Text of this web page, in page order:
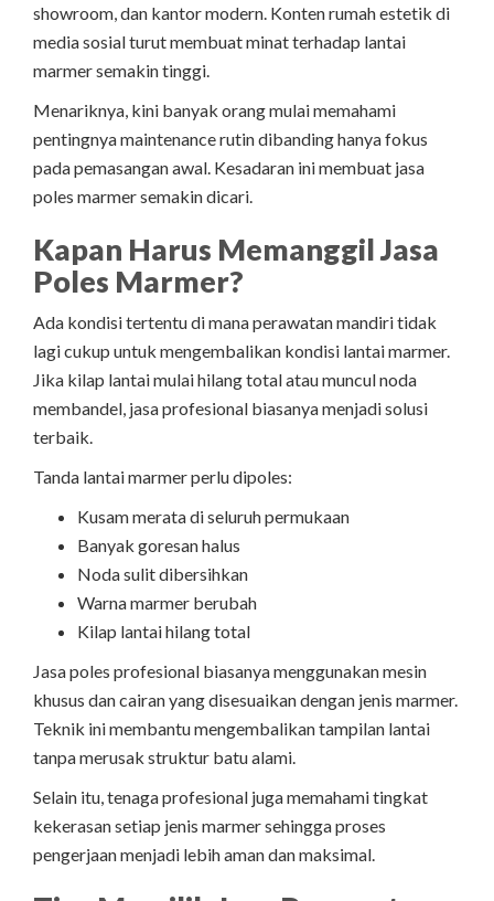
showroom, dan kantor modern. Konten rumah estetik di
media sosial turut membuat minat terhadap lantai
marmer semakin tinggi.
Menariknya, kini banyak orang mulai memahami
pentingnya maintenance rutin dibanding hanya fokus
pada pemasangan awal. Kesadaran ini membuat jasa
poles marmer semakin dicari.
Kapan Harus Memanggil Jasa
Poles Marmer?
Ada kondisi tertentu di mana perawatan mandiri tidak
lagi cukup untuk mengembalikan kondisi lantai marmer.
Jika kilap lantai mulai hilang total atau muncul noda
membandel, jasa profesional biasanya menjadi solusi
terbaik.
Tanda lantai marmer perlu dipoles:
Kusam merata di seluruh permukaan
Banyak goresan halus
Noda sulit dibersihkan
Warna marmer berubah
Kilap lantai hilang total
Jasa poles profesional biasanya menggunakan mesin
khusus dan cairan yang disesuaikan dengan jenis marmer.
Teknik ini membantu mengembalikan tampilan lantai
tanpa merusak struktur batu alami.
Selain itu, tenaga profesional juga memahami tingkat
kekerasan setiap jenis marmer sehingga proses
pengerjaan menjadi lebih aman dan maksimal.